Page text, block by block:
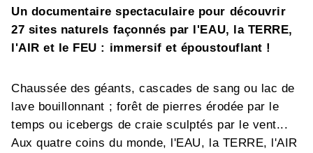
Un documentaire spectaculaire pour découvrir
27 sites naturels façonnés par l'EAU, la TERRE,
l'AIR et le FEU : immersif et époustouflant !
Chaussée des géants, cascades de sang ou lac de
lave bouillonnant ; forêt de pierres érodée par le
temps ou icebergs de craie sculptés par le vent...
Aux quatre coins du monde, l'EAU, la TERRE, l'AIR